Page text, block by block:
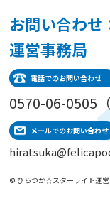
お問い合わ
運営事務局
電話でのお問い合わせ
0570-06-0505
メールでのお問い合わせ
© ひらつか☆スターライト運